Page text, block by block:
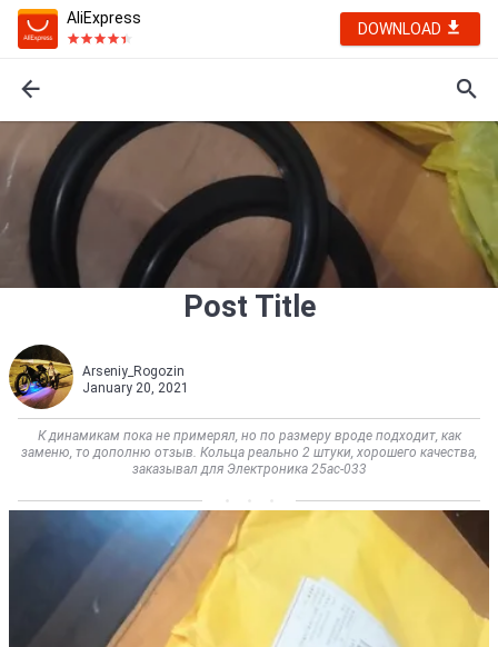
AliExpress
DOWNLOAD
Post Title
Arseniy_Rogozin
January 20, 2021
К динамикам пока не примерял, но по размеру вроде подходит, как
заменю, то дополню отзыв. Кольца реально 2 штуки, хорошего качества,
заказывал для Электроника 25ac-033